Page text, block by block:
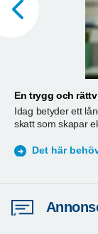
En trygg och
Idag betyder ett
skatt som skapar
Det här